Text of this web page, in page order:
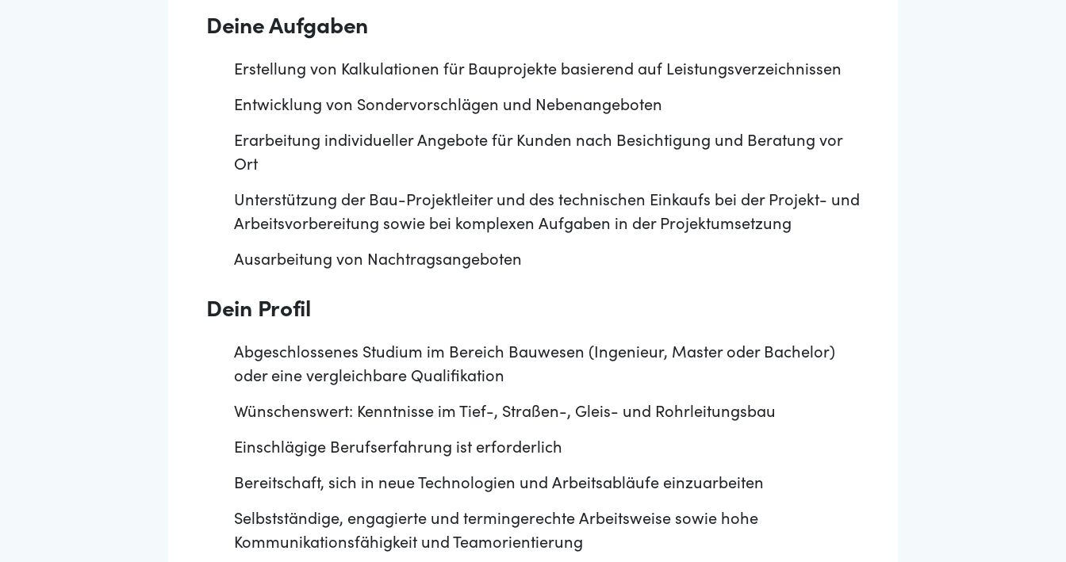
Deine Aufgaben
Erstellung von Kalkulationen für Bauprojekte basierend auf Leistungsverzeichnissen
Entwicklung von Sondervorschlägen und Nebenangeboten
Erarbeitung individueller Angebote für Kunden nach Besichtigung und Beratung vor
Ort
Unterstützung der Bau-Projektleiter und des technischen Einkaufs bei der Projekt- und
Arbeitsvorbereitung sowie bei komplexen Aufgaben in der Projektumsetzung
Ausarbeitung von Nachtragsangeboten
Dein Profil
Abgeschlossenes Studium im Bereich Bauwesen (Ingenieur, Master oder Bachelor)
oder eine vergleichbare Qualifikation
Wünschenswert: Kenntnisse im Tief-, Straßen-, Gleis- und Rohrleitungsbau
Einschlägige Berufserfahrung ist erforderlich
Bereitschaft, sich in neue Technologien und Arbeitsabläufe einzuarbeiten
Selbstständige, engagierte und termingerechte Arbeitsweise sowie hohe
Kommunikationsfähigkeit und Teamorientierung